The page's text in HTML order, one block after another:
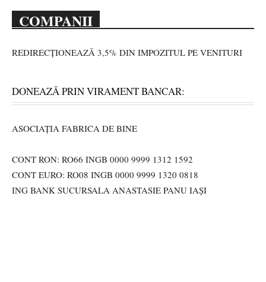
COMPANII
REDIRECȚIONEAZĂ 3,5% DIN IMPOZITUL PE VENITURI
DONEAZĂ PRIN VIRAMENT BANCAR:
ASOCIAȚIA FABRICA DE BINE
CONT RON: RO66 INGB 0000 9999 1312 1592
CONT EURO: RO08 INGB 0000 9999 1320 0818
ING BANK SUCURSALA ANASTASIE PANU IAȘI